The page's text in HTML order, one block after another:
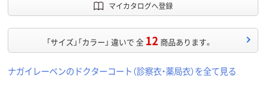
マイカタログへ登録
「サイズ」「カラー」 違いで 全 12 商品あります。
ナガイレーベンのドクターコート（診察衣・薬局衣）を全て見る